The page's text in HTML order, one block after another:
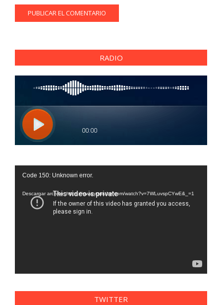
RADIO
Reproductor
vídeo
Code 150: Unknown error.
Descargar archivo: https://www.youtube.com/watch?v=7WLuvspCYwE&_=1
TWITTER